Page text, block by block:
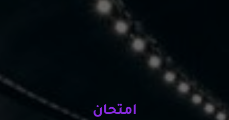
امتحان